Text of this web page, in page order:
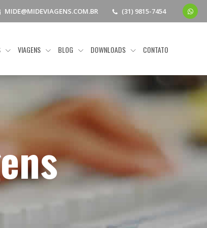
MIDE@MIDEVIAGENS.COM.BR (31) 9815-7454
VIAGENS BLOG DOWNLOADS CONTATO